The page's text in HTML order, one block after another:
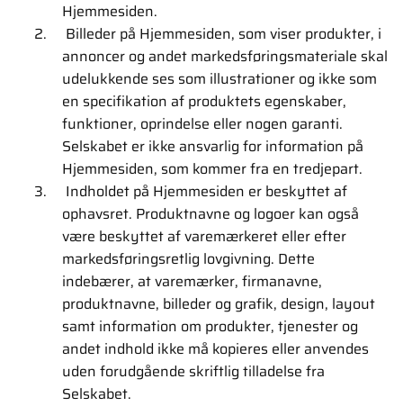
Hjemmesiden.
Billeder på Hjemmesiden, som viser produkter, i
annoncer og andet markedsføringsmateriale skal
udelukkende ses som illustrationer og ikke som
en specifikation af produktets egenskaber,
funktioner, oprindelse eller nogen garanti.
Selskabet er ikke ansvarlig for information på
Hjemmesiden, som kommer fra en tredjepart.
Indholdet på Hjemmesiden er beskyttet af
ophavsret. Produktnavne og logoer kan også
være beskyttet af varemærkeret eller efter
markedsføringsretlig lovgivning. Dette
indebærer, at varemærker, firmanavne,
produktnavne, billeder og grafik, design, layout
samt information om produkter, tjenester og
andet indhold ikke må kopieres eller anvendes
uden forudgående skriftlig tilladelse fra
Selskabet.